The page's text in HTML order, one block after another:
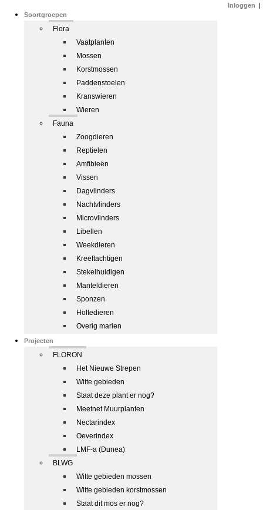
Soortgroepen
Flora
Vaatplanten
Mossen
Korstmossen
Paddenstoelen
Kranswieren
Wieren
Fauna
Zoogdieren
Reptielen
Amfibieën
Vissen
Dagvlinders
Nachtvlinders
Microvlinders
Libellen
Weekdieren
Kreeftachtigen
Stekelhuidigen
Manteldieren
Sponzen
Holtedieren
Overig marien
Projecten
FLORON
Het Nieuwe Strepen
Witte gebieden
Staat deze plant er nog?
Meetnet Muurplanten
Nectarindex
Oeverindex
LMF-a (Dunea)
BLWG
Witte gebieden mossen
Witte gebieden korstmossen
Staat dit mos er nog?
Inloggen |